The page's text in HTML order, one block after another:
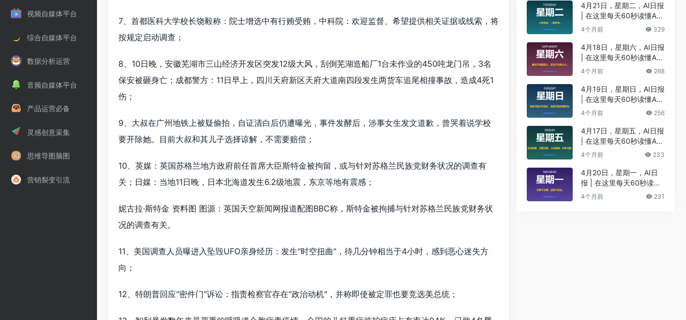
视频自媒体平台
综合自媒体平台
数据分析运营
音频自媒体平台
产品运营必备
灵感创意采集
思维导图脑图
营销裂变引流
7、首都医科大学校长饶毅称：院士增选中有行贿受贿，中科院：欢迎监督、希望提供相关证据或线索，将
按规定启动调查；
8、10日晚，安徽芜湖市三山经济开发区突发12级大风，刮倒芜湖造船厂1台未作业的450吨龙门吊，3名
保安被砸身亡；成都警方：11日早上，四川天府新区天府大道南四段发生两货车追尾相撞事故，造成4死1
伤；
9、大叔在广州地铁上被疑偷拍，自证清白后仍遭曝光，事件发酵后，涉事女生发文道歉，曾哭着说学校
要开除她。目前大叔和其儿子选择谅解，不需要赔偿；
10、英媒：英国苏格兰地方政府前任首席大臣斯特金被拘留，或与针对苏格兰民族党财务状况的调查有
关；日媒：当地11日晚，日本北海道发生6.2级地震，东京等地有震感；
妮古拉·斯特金 资料图 图源：英国天空新闻网报道配图BBC称，斯特金被拘捕与针对苏格兰民族党财务状
况的调查有关。
11、美国调查人员曝进入坠毁UFO亲身经历：发生"时空扭曲"，待几分钟相当于4小时，感到恶心迷失方
向；
12、特朗普回应"密件门"诉讼：指责检察官存在"政治动机"，并称即使被定罪也要竞选美总统；
4月21日，星期二，AI日报
| 在这里每天60秒读懂A
I！
4个月前 329
4月18日，星期六，AI日报
| 在这里每天60秒读懂A
I！
4个月前 268
4月19日，星期日，AI日报
| 在这里每天60秒读懂A
I！
4个月前 256
4月17日，星期五，AI日报
| 在这里每天60秒读懂A
I！
4个月前 233
4月20日，星期一，AI日
报 | 在这里每天60秒读懂
AI！
4个月前 231